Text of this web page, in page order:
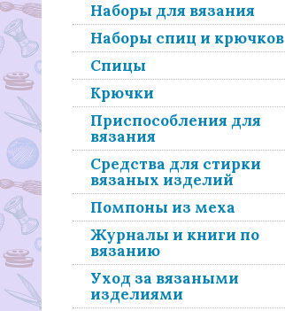
Наборы для вязания
Наборы спиц и крючков
Спицы
Крючки
Приспособления для
вязания
Средства для стирки
вязаных изделий
Помпоны из меха
Журналы и книги по
вязанию
Уход за вязаными
изделиями